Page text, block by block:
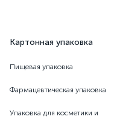
Картонная упаковка
Пищевая упаковка
Фармацевтическая упаковка
Упаковка для косметики и